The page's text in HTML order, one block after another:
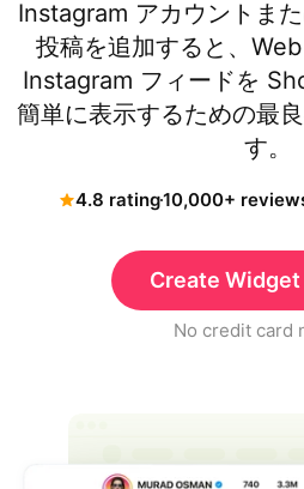
Instagram アカウントま
投稿を追加すると、
Instagram フィードを
簡単に表示するための最
す。
4.8 rating10,000+
Create
No credit card